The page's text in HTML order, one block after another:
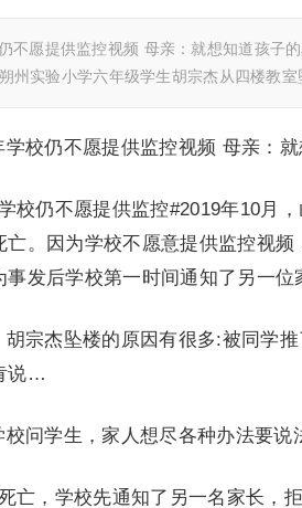
不愿提供监控视频 母亲：就想知道孩子
州实验小学六年级学生胡宗杰从四楼教室
校仍不愿提供监控视频 母亲：
校仍不愿提供监控#2019年10月
。因为学校不愿意提供监控视
发后学校第一时间通知了另一位
宗杰坠楼的原因有很多:被同学
说…
问学生，家人想尽各种办法要说
亡，学校先通知了另一名家长，